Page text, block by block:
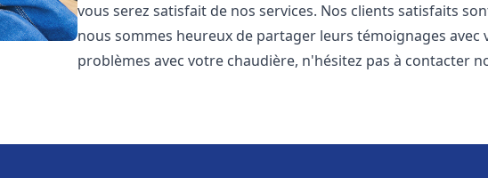
vous serez satisfait de nos services. Nos clients satisfaits
nous sommes heureux de partager leurs témoignages avec
problèmes avec votre chaudière, n'hésitez pas à contacter